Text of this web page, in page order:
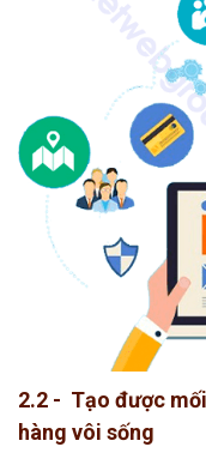
2.2 - Tạo được
hàng vôi sống